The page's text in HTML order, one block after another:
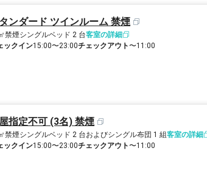
ンダード ツインルーム 禁煙
禁煙シングルベッド 2 台客室の詳細
ックイン15:00〜23:00チェックアウト〜11:00
指定不可 (3名) 禁煙
禁煙シングルベッド 2 台およびシングル布団 1 組客室の詳細
ックイン15:00〜23:00チェックアウト〜11:00